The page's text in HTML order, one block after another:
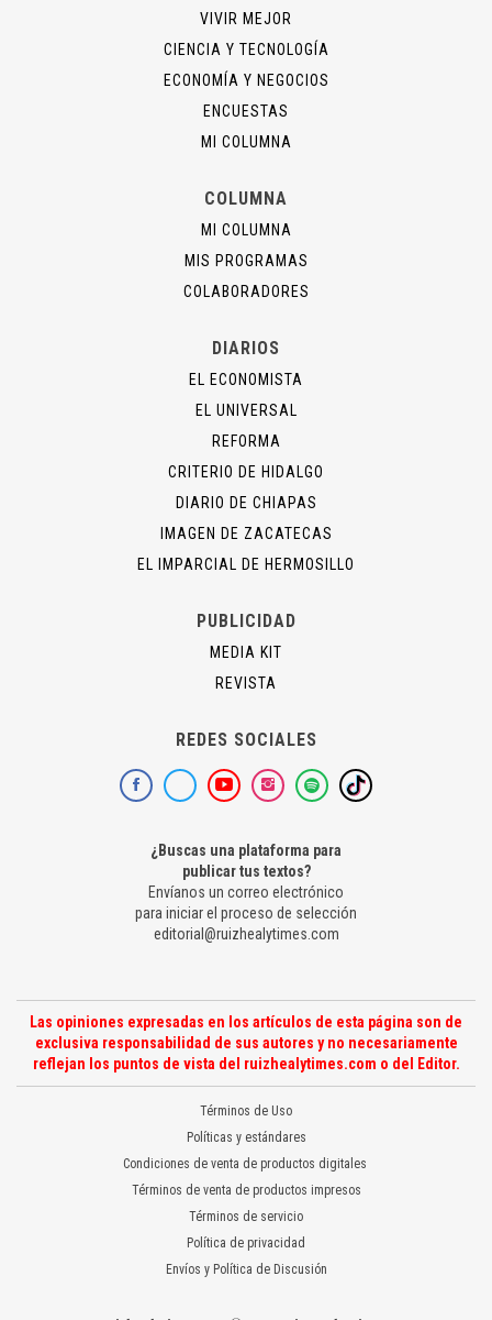
VIVIR MEJOR
CIENCIA Y TECNOLOGÍA
ECONOMÍA Y NEGOCIOS
ENCUESTAS
MI COLUMNA
COLUMNA
MI COLUMNA
MIS PROGRAMAS
COLABORADORES
DIARIOS
EL ECONOMISTA
EL UNIVERSAL
REFORMA
CRITERIO DE HIDALGO
DIARIO DE CHIAPAS
IMAGEN DE ZACATECAS
EL IMPARCIAL DE HERMOSILLO
PUBLICIDAD
MEDIA KIT
REVISTA
REDES SOCIALES
¿Buscas una plataforma para
publicar tus textos?
Envíanos un correo electrónico
para iniciar el proceso de selección
editorial@ruizhealytimes.com
Las opiniones expresadas en los artículos de esta página son de
exclusiva responsabilidad de sus autores y no necesariamente
reflejan los puntos de vista del ruizhealytimes.com o del Editor.
Términos de Uso
Políticas y estándares
Condiciones de venta de productos digitales
Términos de venta de productos impresos
Términos de servicio
Política de privacidad
Envíos y Política de Discusión